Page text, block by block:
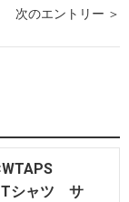
次のエントリー ＞
シャツ サ